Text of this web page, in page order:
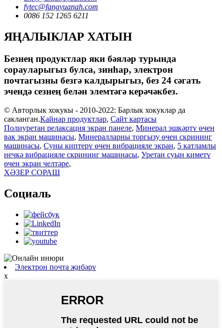
fytec@fangyuanah.com
0086 152 1265 6211
ЯҢАЛЫКЛАР ХАТЫН
Безнең продуктлар яки бәяләр турында
сорауларыгыз булса, зинһар, электрон
почтагызны безгә калдырыгыз, без 24 сәгать
эчендә сезнең белән элемтәгә керәчәкбез.
© Авторлык хокукы - 2010-2022: Барлык хокуклар да
сакланган.Кайнар продуктлар, Сайт картасы
Полиуретан релаксация экран панеле, Минерал эшкәртү өчен
вак экран машинасы, Минералларны торгызу өчен скрининг
машинасы, Суны киптерү өчен вибрацияле экран, 5 катламлы
нечкә вибрацияле скрининг машинасы, Уретан суын киметү
өчен экран челтәре,
ХӘЗЕР СОРАШ
Социаль
Электрон почта җибәрү
x